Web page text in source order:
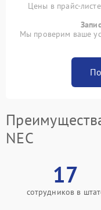
Цены в прайс-
Мы проверим ваше
NEC
17
сотрудников в